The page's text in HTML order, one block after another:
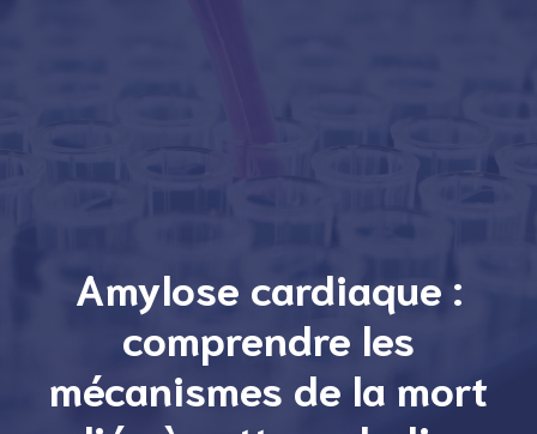
Amylose cardiaque :
comprendre les
mécanismes de la mort